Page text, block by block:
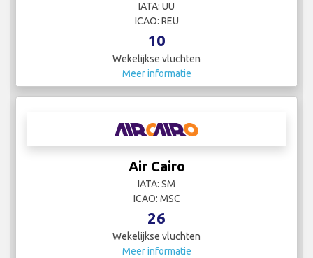
IATA: UU
ICAO: REU
10
Wekelijkse vluchten
Meer informatie
Air Cairo
IATA: SM
ICAO: MSC
26
Wekelijkse vluchten
Meer informatie